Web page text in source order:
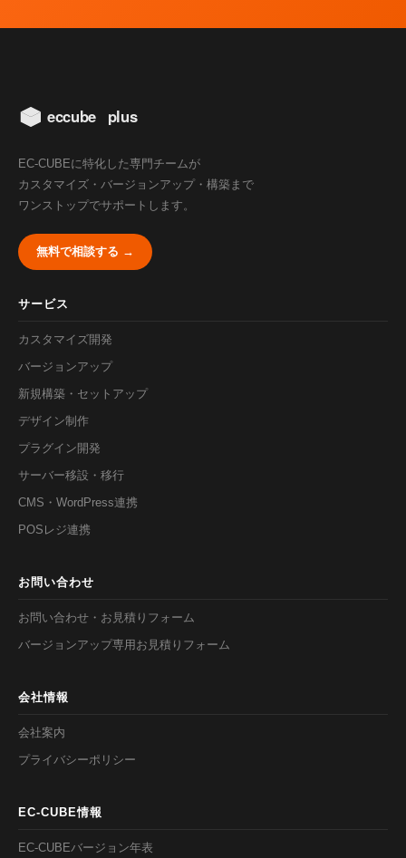
EC-CUBEに特化した専門チームが
カスタマイズ・バージョンアップ・構築まで
ワンストップでサポートします。
無料で相談する →
サービス
カスタマイズ開発
バージョンアップ
新規構築・セットアップ
デザイン制作
プラグイン開発
サーバー移設・移行
CMS・WordPress連携
POSレジ連携
お問い合わせ
お問い合わせ・お見積りフォーム
バージョンアップ専用お見積りフォーム
会社情報
会社案内
プライバシーポリシー
EC-CUBE情報
EC-CUBEバージョン年表